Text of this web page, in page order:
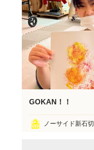
GOKAN！！
ノーサイド新石切